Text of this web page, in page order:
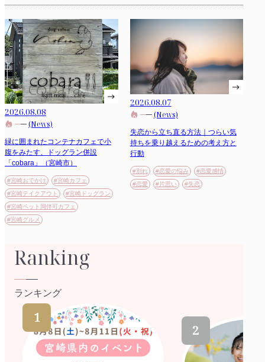
2026.08.08
(News)
緑に囲まれたコンテナカフェで小
腹をみたす、ドッグラン併設
「cobara」（宮崎市）
#宮崎おでかけ
#宮崎カフェ
#宮崎テイクアウト
#宮崎ドッグラン
#宮崎ペット同伴可カフェ
#宮崎グルメ
2026.08.07
(News)
失恋から立ち直る方法｜つらい気
持ちを乗り越えるための考え方と
行動
#別れ #恋愛の悩み
#恋愛感情
#恋愛
#片思い #失恋
Ranking
ランキング